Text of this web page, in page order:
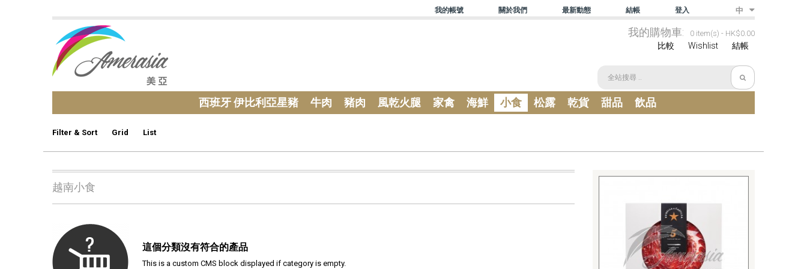
中
我的帳號 關於我們 最新動態 結帳 登入
我的購物車: 0 item(s) - HK$0.00
比較 Wishlist 結帳
西班牙 伊比利亞星豬 牛肉 豬肉 風乾火腿 家禽 海鮮 小食 松露 乾貨 甜品 飲品
Filter & Sort Grid List
越南小食
這個分類沒有符合的產品
This is a custom CMS block displayed if category is empty.